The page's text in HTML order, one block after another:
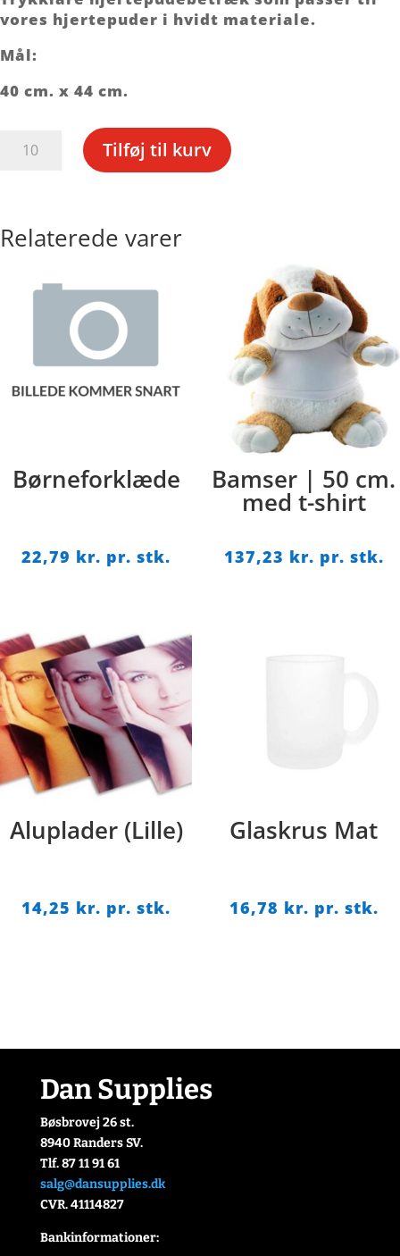
vores hjertepuder i hvidt materiale.
Mål:
40 cm. x 44 cm.
Hjertepudebetræk
antal
Tilføj til kurv
Relaterede varer
Børneforklæde
22,79 kr. pr. stk.
Bamser | 50 cm.
med t-shirt
137,23 kr. pr. stk.
Aluplader (Lille)
14,25 kr. pr. stk.
Glaskrus Mat
16,78 kr. pr. stk.
Dan Supplies
Bøsbrovej 26 st.
8940 Randers SV.
Tlf. 87 11 91 61
salg@dansupplies.dk
CVR. 41114827
Bankinformationer: